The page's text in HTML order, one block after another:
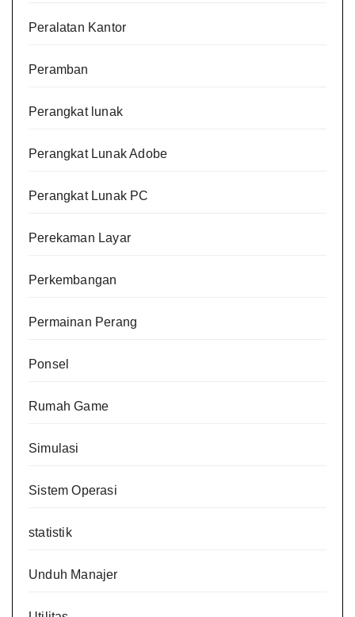
Peralatan Kantor
Peramban
Perangkat lunak
Perangkat Lunak Adobe
Perangkat Lunak PC
Perekaman Layar
Perkembangan
Permainan Perang
Ponsel
Rumah Game
Simulasi
Sistem Operasi
statistik
Unduh Manajer